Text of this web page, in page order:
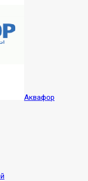
Аквафор